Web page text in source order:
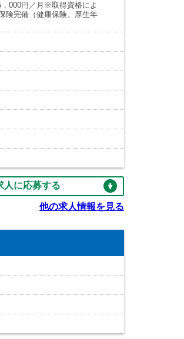
000円／月※取得資格によ
険完備（健康保険、厚生年
人に応募する
他の求人情報を見る